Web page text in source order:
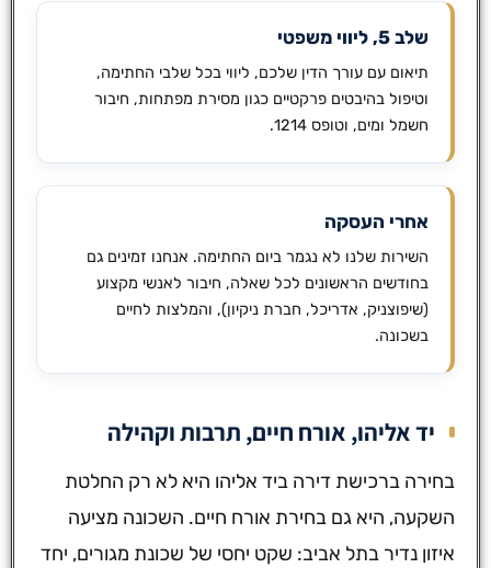
שלב 5, ליווי משפטי
תיאום עם עורך הדין שלכם, ליווי בכל שלבי החתימה,
וטיפול בהיבטים פרקטיים כגון מסירת מפתחות, חיבור
חשמל ומים, וטופס 1214.
אחרי העסקה
השירות שלנו לא נגמר ביום החתימה. אנחנו זמינים גם
בחודשים הראשונים לכל שאלה, חיבור לאנשי מקצוע
(שיפוצניק, אדריכל, חברת ניקיון), והמלצות לחיים
בשכונה.
יד אליהו, אורח חיים, תרבות וקהילה
בחירה ברכישת דירה ביד אליהו היא לא רק החלטת
השקעה, היא גם בחירת אורח חיים. השכונה מציעה
איזון נדיר בתל אביב: שקט יחסי של שכונת מגורים, יחד